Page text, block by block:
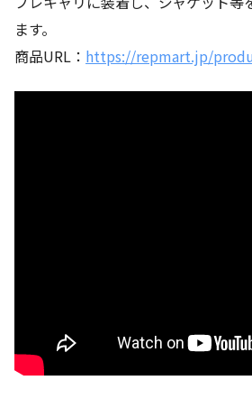
ます。
商品URL： https://repmart.jp/